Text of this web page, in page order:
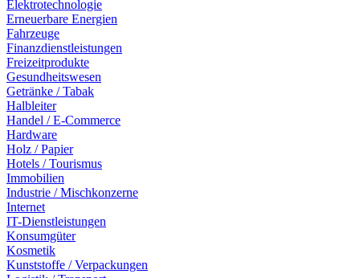
Elektrotechnologie
Erneuerbare Energien
Fahrzeuge
Finanzdienstleistungen
Freizeitprodukte
Gesundheitswesen
Getränke / Tabak
Halbleiter
Handel / E-Commerce
Hardware
Holz / Papier
Hotels / Tourismus
Immobilien
Industrie / Mischkonzerne
Internet
IT-Dienstleistungen
Konsumgüter
Kosmetik
Kunststoffe / Verpackungen